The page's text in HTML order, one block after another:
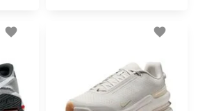
favorite favorite